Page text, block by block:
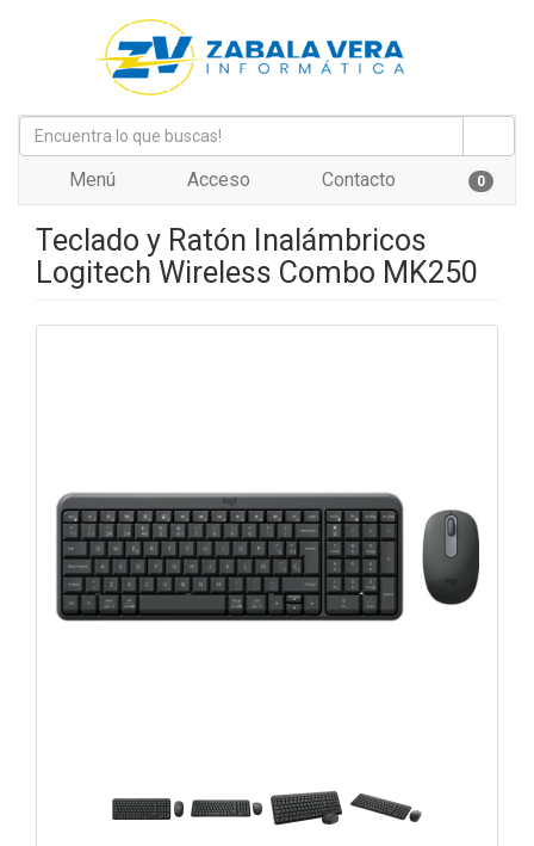
Menú Acceso Contacto 0
Teclado y Ratón Inalámbricos
Logitech Wireless Combo MK250